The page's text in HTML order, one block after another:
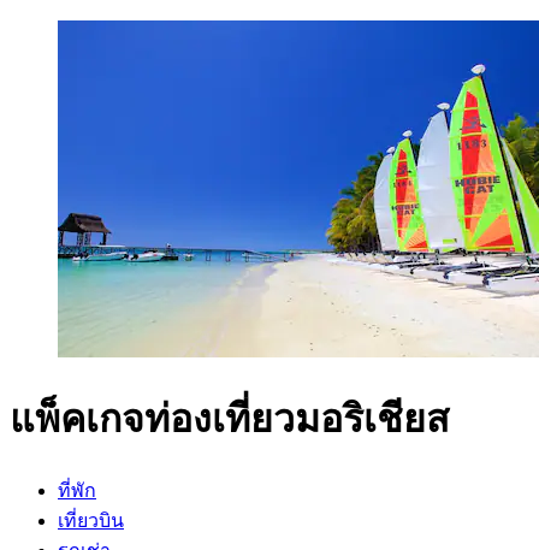
แพ็คเกจท่องเที่ยวมอริเชียส
ที่พัก
เที่ยวบิน